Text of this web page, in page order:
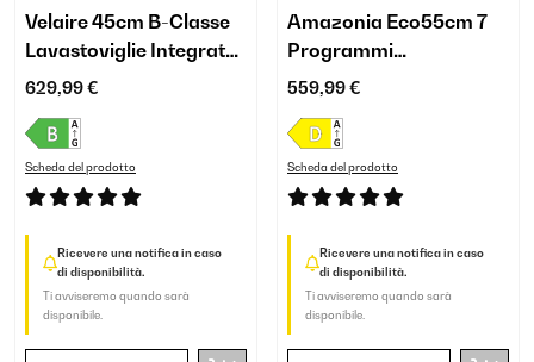
Velaire 45cm B-Classe
Lavastoviglie Integrata
Totale 6 Programmi
629,99 €
Scheda del prodotto
Ricevere una notifica in caso
di disponibilità.
Ti avviseremo quando sarà
disponibile.
Amazonia Eco55cm 7
Programmi
Lavastoviglie da Tavolo
559,99 €
Scheda del prodotto
Ricevere una notifica in caso
di disponibilità.
Ti avviseremo quando sarà
disponibile.